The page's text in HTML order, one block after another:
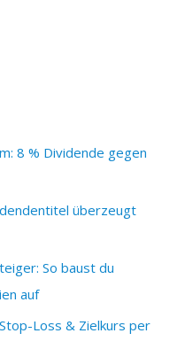
8 % Dividende gegen
überzeugt
So baust du
auf
Loss & Zielkurs per